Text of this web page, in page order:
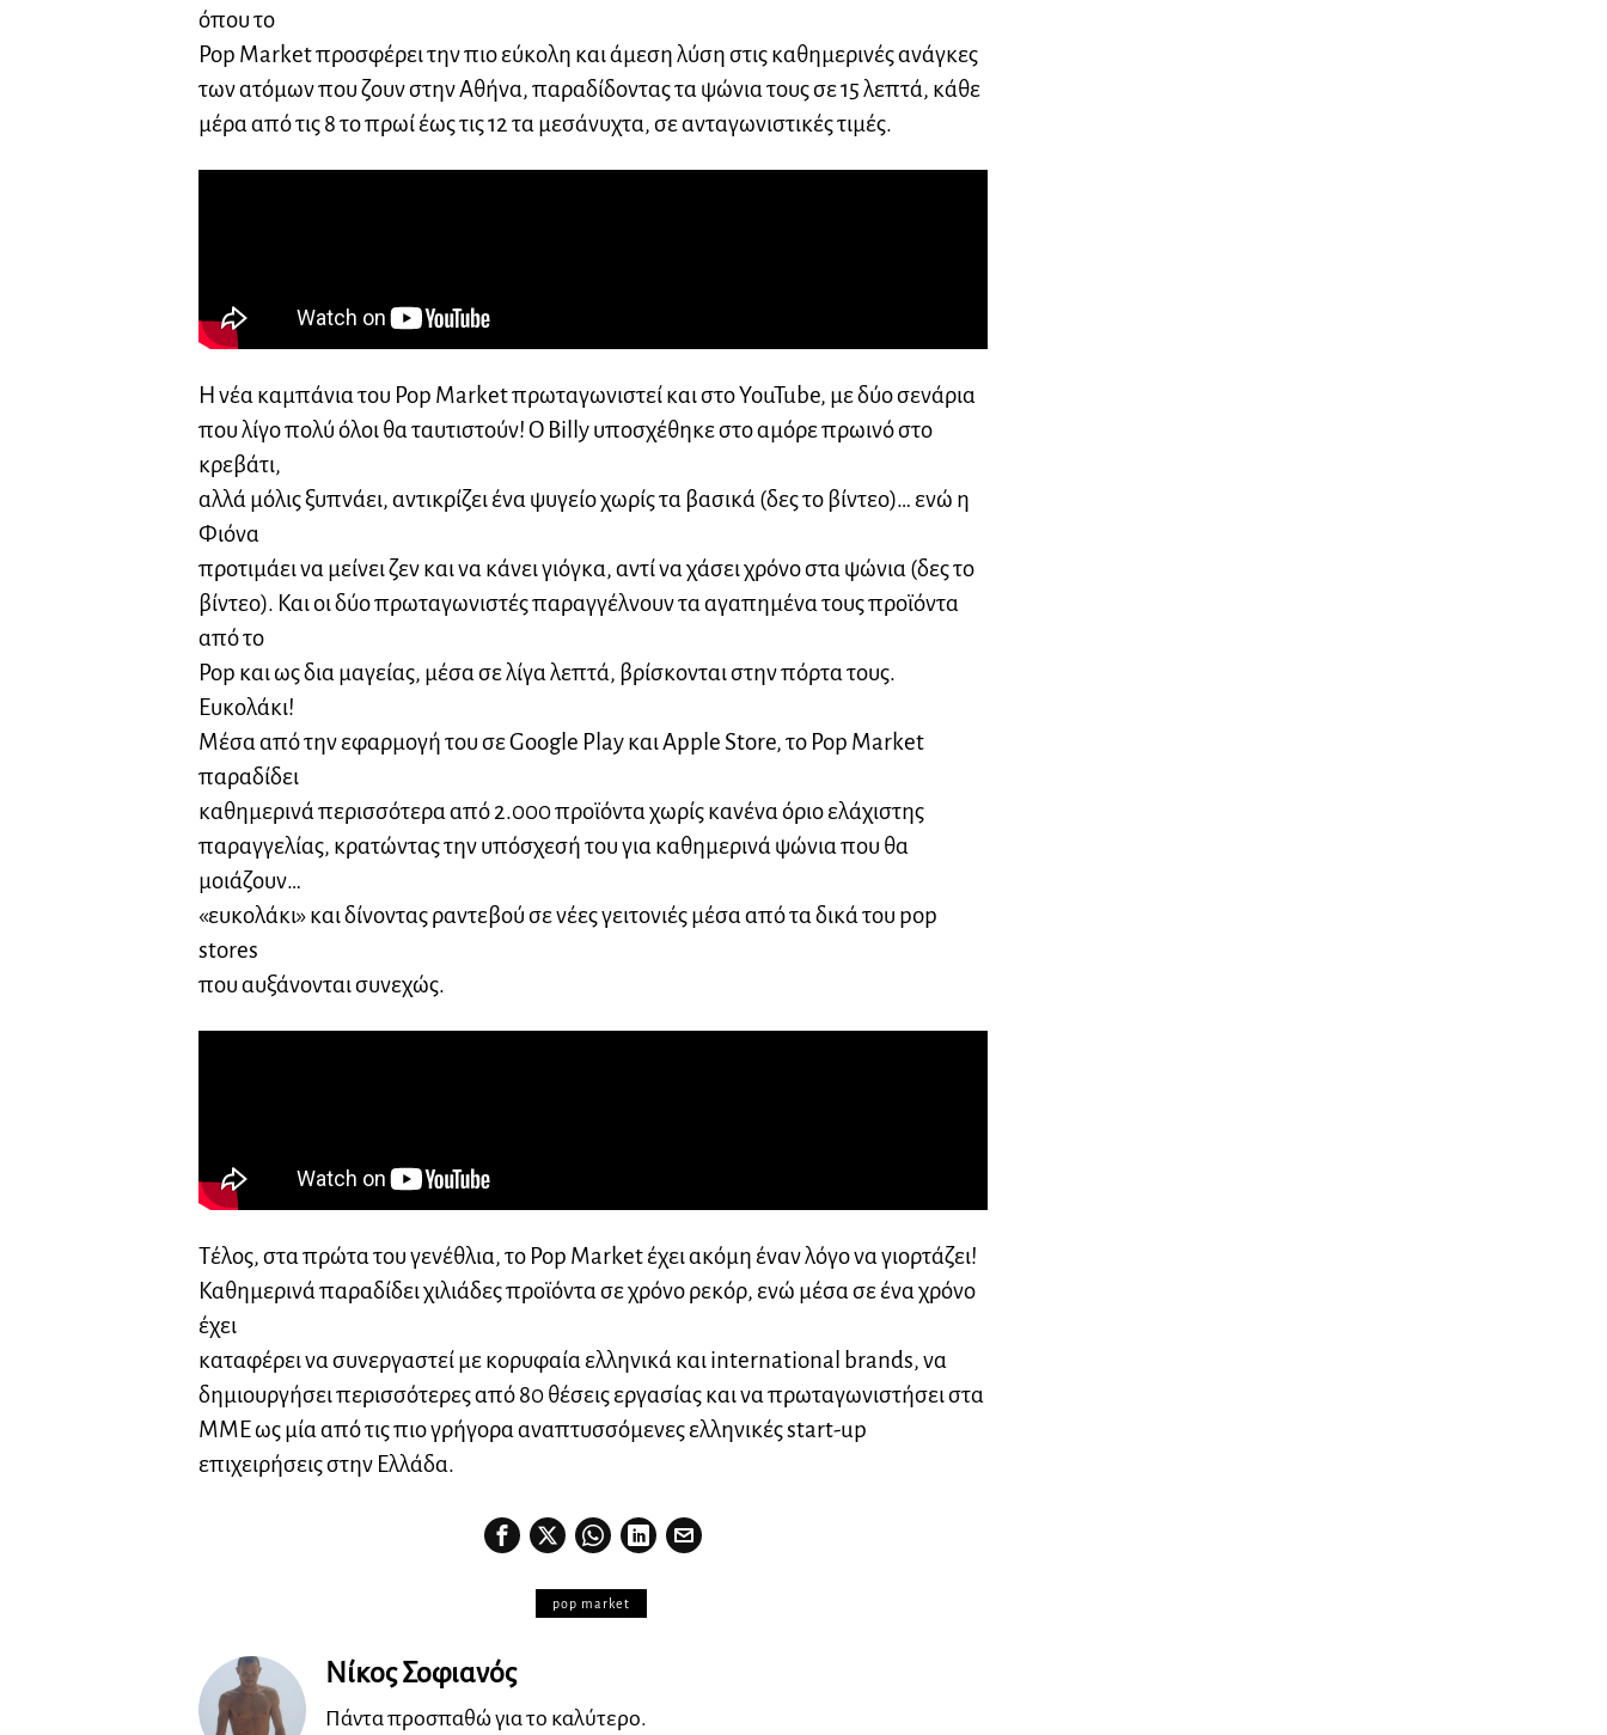
όπου το
Pop Market προσφέρει την πιο εύκολη και άμεση λύση στις καθημερινές ανάγκες
των ατόμων που ζουν στην Αθήνα, παραδίδοντας τα ψώνια τους σε 15 λεπτά, κάθε
μέρα από τις 8 το πρωί έως τις 12 τα μεσάνυχτα, σε ανταγωνιστικές τιμές.
Η νέα καμπάνια του Pop Market πρωταγωνιστεί και στο YouTube, με δύο σενάρια
που λίγο πολύ όλοι θα ταυτιστούν! Ο Billy υποσχέθηκε στο αμόρε πρωινό στο
κρεβάτι,
αλλά μόλις ξυπνάει, αντικρίζει ένα ψυγείο χωρίς τα βασικά (δες το βίντεο)… ενώ η
Φιόνα
προτιμάει να μείνει ζεν και να κάνει γιόγκα, αντί να χάσει χρόνο στα ψώνια (δες το
βίντεο). Και οι δύο πρωταγωνιστές παραγγέλνουν τα αγαπημένα τους προϊόντα
από το
Pop και ως δια μαγείας, μέσα σε λίγα λεπτά, βρίσκονται στην πόρτα τους.
Ευκολάκι!
Μέσα από την εφαρμογή του σε Google Play και Apple Store, το Pop Market
παραδίδει
καθημερινά περισσότερα από 2.000 προϊόντα χωρίς κανένα όριο ελάχιστης
παραγγελίας, κρατώντας την υπόσχεσή του για καθημερινά ψώνια που θα
μοιάζουν…
«ευκολάκι» και δίνοντας ραντεβού σε νέες γειτονιές μέσα από τα δικά του pop
stores
που αυξάνονται συνεχώς.
Τέλος, στα πρώτα του γενέθλια, το Pop Market έχει ακόμη έναν λόγο να γιορτάζει!
Καθημερινά παραδίδει χιλιάδες προϊόντα σε χρόνο ρεκόρ, ενώ μέσα σε ένα χρόνο
έχει
καταφέρει να συνεργαστεί με κορυφαία ελληνικά και international brands, να
δημιουργήσει περισσότερες από 80 θέσεις εργασίας και να πρωταγωνιστήσει στα
ΜΜΕ ως μία από τις πιο γρήγορα αναπτυσσόμενες ελληνικές start-up
επιχειρήσεις στην Ελλάδα.
pop market
Νίκος Σοφιανός
Πάντα προσπαθώ για το καλύτερο.